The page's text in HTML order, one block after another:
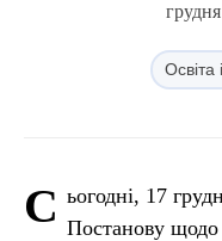
Освіта
С ьогодні, 17
Постанову щодо